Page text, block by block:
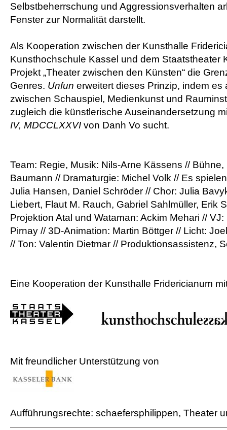
Selbstbeherrschung und Aggressionsverhalten
Fenster zur Normalität darstellt.
Als Kooperation zwischen der Kunsthalle
Kunsthochschule Kassel und dem Staatstheater
Projekt „Theater zwischen den Künsten“ die
Genres. Unfun erweitert dieses Prinzip, indem es
zwischen Schauspiel, Medienkunst und
zugleich die künstlerische Auseinandersetzung
IV, MDCCLXXVI von Danh Vo sucht.
Team: Regie, Musik: Nils-Arne Kässens //
Baumann // Dramaturgie: Michel Volk // Es
Julia Hansen, Daniel Schröder // Chor: Julia
Liebert, Flaut M. Rauch, Gabriel Sahlmüller, Erik
Projektion Atal und Wataman: Ackim Mehari //
Pirnay // 3D-Animation: Martin Böttger // Licht:
// Ton: Valentin Dietmar // Produktionsassistenz,
Eine Kooperation der Kunsthalle Fridericianum
Mit freundlicher Unterstützung von
Aufführungsrechte: schaefersphilippen, Theater